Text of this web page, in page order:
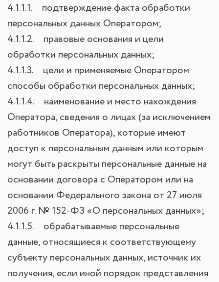
4.1.1.1. подтверждение факта обработки
персональных данных Оператором;
4.1.1.2. правовые основания и цели
обработки персональных данных;
4.1.1.3. цели и применяемые Оператором
способы обработки персональных данных;
4.1.1.4. наименование и место нахождения
Оператора, сведения о лицах (за исключением
работников Оператора), которые имеют
доступ к персональным данным или которым
могут быть раскрыты персональные данные на
основании договора с Оператором или на
основании Федерального закона от 27 июля
2006 г. № 152-ФЗ «О персональных данных»;
4.1.1.5. обрабатываемые персональные
данные, относящиеся к соответствующему
субъекту персональных данных, источник их
получения, если иной порядок представления